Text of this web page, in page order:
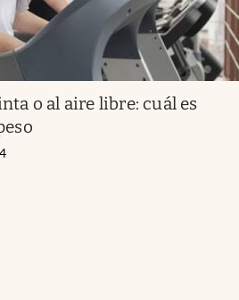
o al aire libre: cuál es